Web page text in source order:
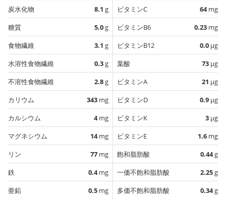
炭水化物
8.1 g
糖質
5.0g
食物繊維
3.1 g
水溶性食物繊維
0.3g
不溶性食物繊維
2.8g
カリウム
343 mg
カルシウム
4mg
マグネシウム
14mg
リン
77 mg
鉄
0.4mg
亜鉛
0.5 mg
ビタミンC
64mg
ビタミンB6
0.23 mg
ビタミンB12
0.0 µg
葉酸
73 µg
ビタミンA
21 µg
ビタミンD
0.9 µg
ビタミンK
3 µg
ビタミンE
1.6 mg
飽和脂肪酸
0.44g
一価不飽和脂肪酸
2.25g
多価不飽和脂肪酸
0.34g